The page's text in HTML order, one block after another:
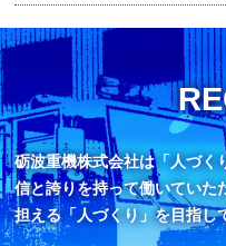
砺波重機株式会社は「人づく
信と誇りを持って働いていた
担える「人づくり」を目指し